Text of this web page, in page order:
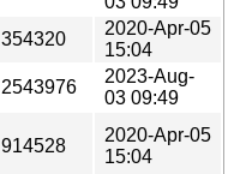
354320
2020-Apr-05
15:04
2543976
2023-Aug-
03 09:49
914528
2020-Apr-05
15:04